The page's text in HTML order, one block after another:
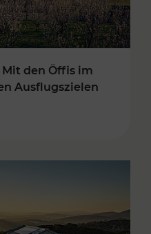
den Öffis im
Ausflugszielen